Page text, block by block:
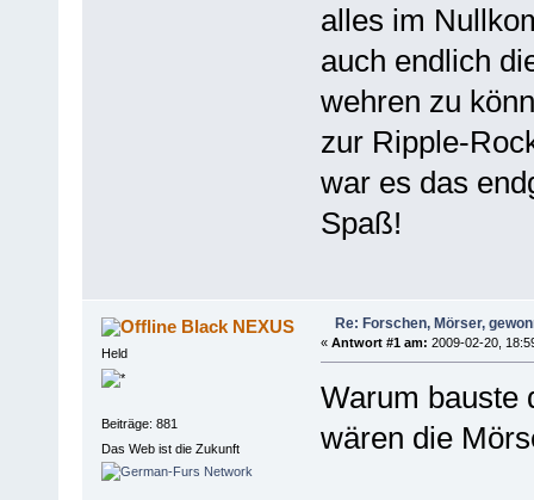
alles im
auch endlich
wehren zu
zur Ripple-
war es das
Spaß!
Black NEXUS
Held
Beiträge: 881
Das Web ist die Zukunft
Re: Forschen, Mörser,
« Antwort #1 am: 2009-02-20,
Warum bauste
wären die